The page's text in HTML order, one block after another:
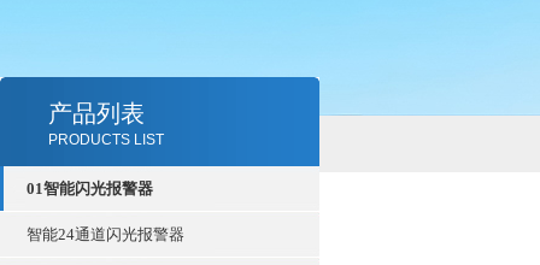
产品列表
PRODUCTS LIST
01智能闪光报警器
智能24通道闪光报警器